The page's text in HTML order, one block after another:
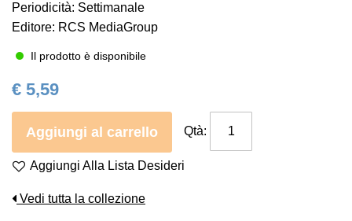
Periodicità: Settimanale
Editore: RCS MediaGroup
Il prodotto è disponibile
€ 5,59
Aggiungi al carrello Qtà:
Aggiungi Alla Lista Desideri
Vedi tutta la collezione